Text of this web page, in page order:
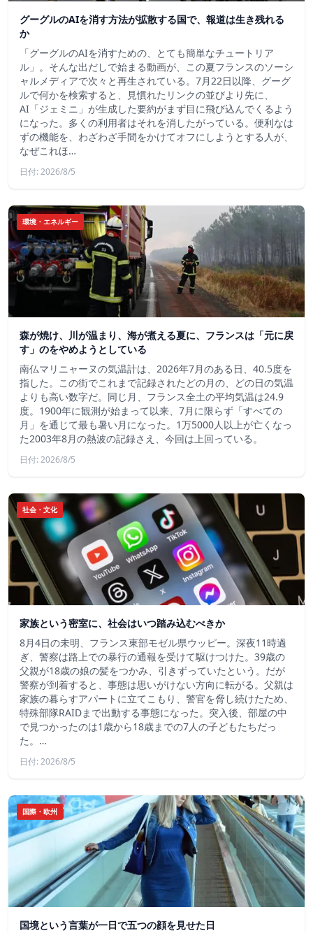
グーグルのAIを消す方法が拡散する国で、報道は生き残れる
か
「グーグルのAIを消すための、とても簡単なチュートリア
ル」。そんな出だしで始まる動画が、この夏フランスのソーシ
ャルメディアで次々と再生されている。7月22日以降、グーグ
ルで何かを検索すると、見慣れたリンクの並びより先に、
AI「ジェミニ」が生成した要約がまず目に飛び込んでくるよう
になった。多くの利用者はそれを消したがっている。便利なは
ずの機能を、わざわざ手間をかけてオフにしようとする人が、
なぜこれほ…
日付: 2026/8/5
環境・エネルギー
森が焼け、川が温まり、海が煮える夏に、フランスは「元に戻
す」のをやめようとしている
南仏マリニャーヌの気温計は、2026年7月のある日、40.5度を
指した。この街でこれまで記録されたどの月の、どの日の気温
よりも高い数字だ。同じ月、フランス全土の平均気温は24.9
度。1900年に観測が始まって以来、7月に限らず「すべての
月」を通じて最も暑い月になった。1万5000人以上が亡くなっ
た2003年8月の熱波の記録さえ、今回は上回っている。
日付: 2026/8/5
社会・文化
家族という密室に、社会はいつ踏み込むべきか
8月4日の未明、フランス東部モゼル県ウッピー。深夜11時過
ぎ、警察は路上での暴行の通報を受けて駆けつけた。39歳の
父親が18歳の娘の髪をつかみ、引きずっていたという。だが
警察が到着すると、事態は思いがけない方向に転がる。父親は
家族の暮らすアパートに立てこもり、警官を脅し続けたため、
特殊部隊RAIDまで出動する事態になった。突入後、部屋の中
で見つかったのは1歳から18歳までの7人の子どもたちだっ
た。…
日付: 2026/8/5
国際・欧州
国境という言葉が一日で五つの顔を見せた日